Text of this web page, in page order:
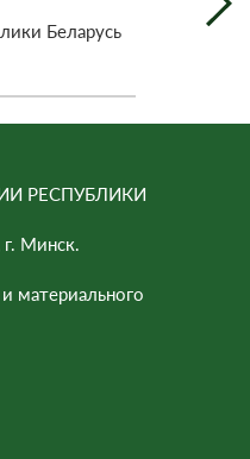
Беларусь
РЕСПУБЛИКИ
Минск.
материального